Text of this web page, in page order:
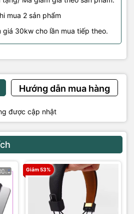
mua 2 sản phẩm
giá 30kw cho lần mua tiếp theo.
Hướng dẫn mua hàng
được cập nhật
Giảm 53%